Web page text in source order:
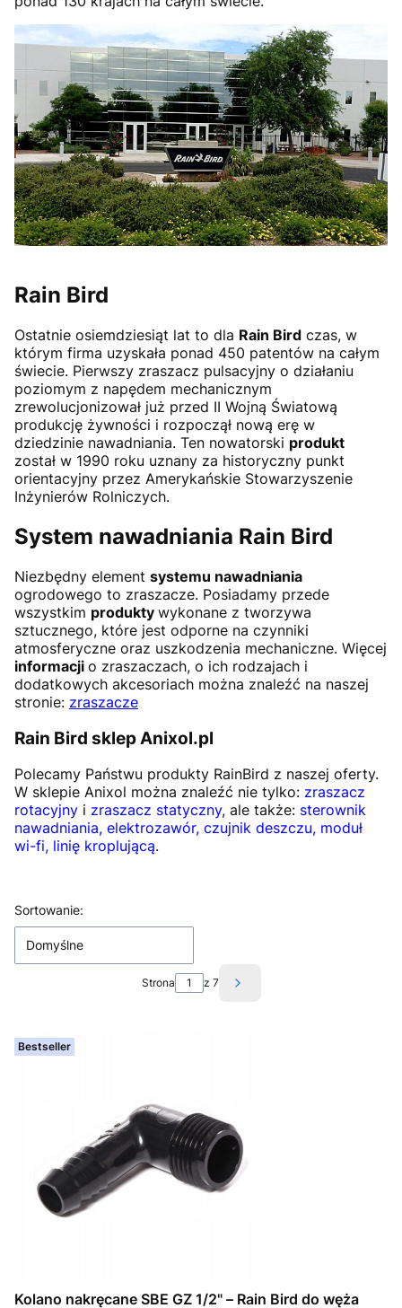
Rain Bird
Ostatnie osiemdziesiąt lat to dla Rain Bird czas, w
którym firma uzyskała ponad 450 patentów na całym
świecie. Pierwszy zraszacz pulsacyjny o działaniu
poziomym z napędem mechanicznym
zrewolucjonizował już przed II Wojną Światową
produkcję żywności i rozpoczął nową erę w
dziedzinie nawadniania. Ten nowatorski produkt
został w 1990 roku uznany za historyczny punkt
orientacyjny przez Amerykańskie Stowarzyszenie
Inżynierów Rolniczych.
System nawadniania Rain Bird
Niezbędny element systemu nawadniania
ogrodowego to zraszacze. Posiadamy przede
wszystkim produkty wykonane z tworzywa
sztucznego, które jest odporne na czynniki
atmosferyczne oraz uszkodzenia mechaniczne. Więcej
informacji o zraszaczach, o ich rodzajach i
dodatkowych akcesoriach można znaleźć na naszej
stronie: zraszacze
Rain Bird sklep Anixol.pl
Polecamy Państwu produkty RainBird z naszej oferty.
W sklepie Anixol można znaleźć nie tylko: zraszacz
rotacyjny i zraszacz statyczny, ale także: sterownik
nawadniania, elektrozawór, czujnik deszczu, moduł
wi-fi, linię kroplującą.
Lista produktów
Sortowanie:
Domyślne
Strona z 7 Następne produkty
Bestseller
Kolano nakręcane SBE GZ 1/2" – Rain Bird do węża